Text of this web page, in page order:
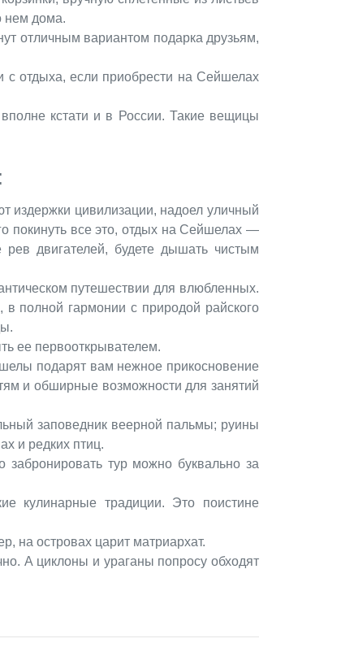
нем дома.
отличным вариантом подарка друзьям,
отдыха, если приобрести на Сейшелах
кстати и в России. Такие вещицы
издержки цивилизации, надоел уличный
покинуть все это, отдых на Сейшелах —
двигателей, будете дышать чистым
путешествии для влюбленных.
полной гармонии с природой райского
ее первооткрывателем.
подарят вам нежное прикосновение
и обширные возможности для занятий
заповедник веерной пальмы; руины
и редких птиц.
тур можно буквально за
кулинарные традиции. Это поистине
на островах царит матриархат.
А циклоны и ураганы попросу обходят